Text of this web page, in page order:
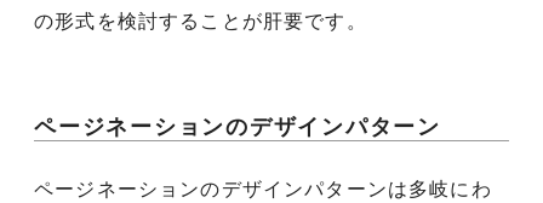
の形式を検討することが肝要です。
ページネーションのデザインパターン
ページネーションのデザインパターンは多岐にわ